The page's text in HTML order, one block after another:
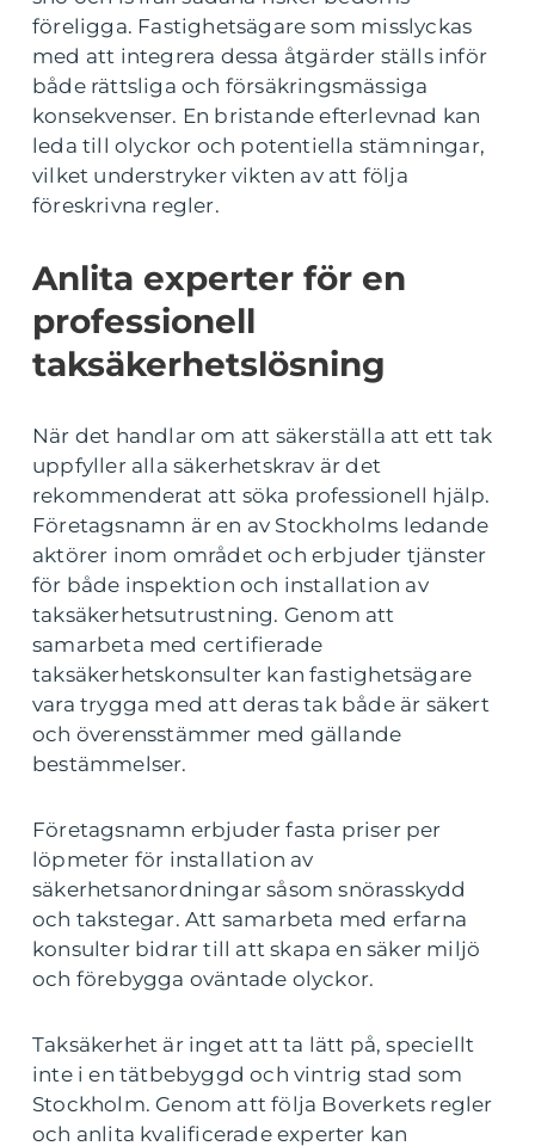
föreligga. Fastighetsägare som misslyckas
med att integrera dessa åtgärder ställs inför
både rättsliga och försäkringsmässiga
konsekvenser. En bristande efterlevnad kan
leda till olyckor och potentiella stämningar,
vilket understryker vikten av att följa
föreskrivna regler.
Anlita experter för en
professionell
taksäkerhetslösning
När det handlar om att säkerställa att ett tak
uppfyller alla säkerhetskrav är det
rekommenderat att söka professionell hjälp.
Företagsnamn är en av Stockholms ledande
aktörer inom området och erbjuder tjänster
för både inspektion och installation av
taksäkerhetsutrustning. Genom att
samarbeta med certifierade
taksäkerhetskonsulter kan fastighetsägare
vara trygga med att deras tak både är säkert
och överensstämmer med gällande
bestämmelser.
Företagsnamn erbjuder fasta priser per
löpmeter för installation av
säkerhetsanordningar såsom snörasskydd
och takstegar. Att samarbeta med erfarna
konsulter bidrar till att skapa en säker miljö
och förebygga oväntade olyckor.
Taksäkerhet är inget att ta lätt på, speciellt
inte i en tätbebyggd och vintrig stad som
Stockholm. Genom att följa Boverkets regler
och anlita kvalificerade experter kan